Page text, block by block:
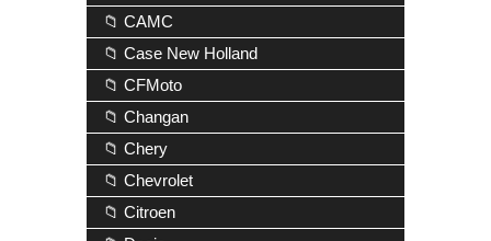
📁 CAMC
📁 Case New Holland
📁 CFMoto
📁 Changan
📁 Chery
📁 Chevrolet
📁 Citroen